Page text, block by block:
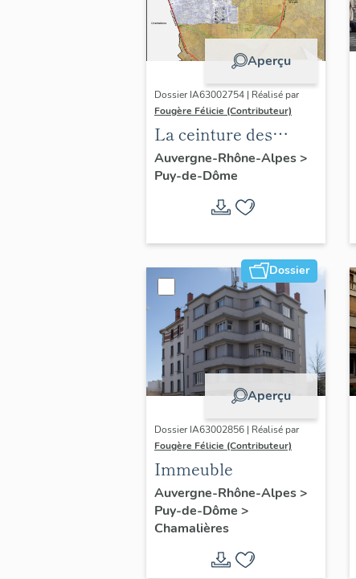
Aperçu
Dossier IA63002754 | Réalisé par
Fougère Félicie (Contributeur)
La ceinture des
boulevards de
Clermont-Ferrand
Auvergne-Rhône-Alpes>
Puy-de-Dôme
Dossier
Aperçu
Dossier IA63002856 | Réalisé par
Fougère Félicie (Contributeur)
Immeuble
Auvergne-Rhône-Alpes>
Puy-de-Dôme >
Chamalières